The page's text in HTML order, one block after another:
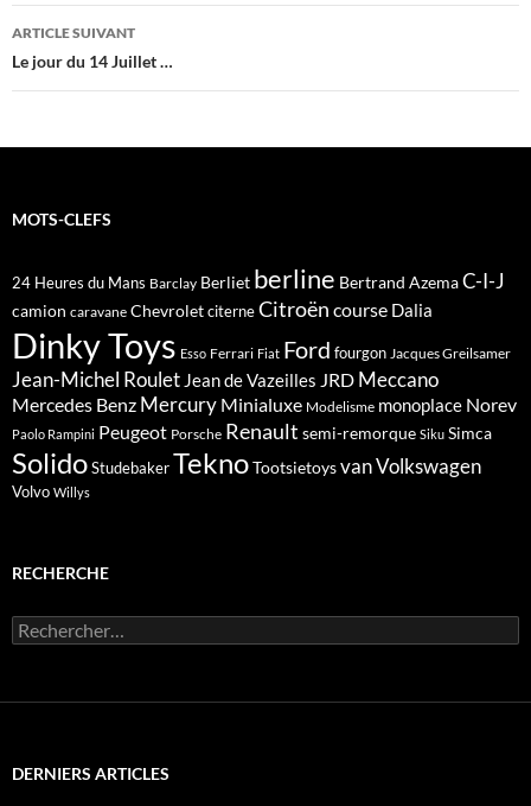
articles
ARTICLE SUIVANT
Le jour du 14 Juillet …
MOTS-CLEFS
24 Heures du Mans Barclay Berliet berline Bertrand AzemaC-I-J
camion caravane ChevroletciterneCitroën course Dalia
Dinky Toys Esso Ferrari Fiat Ford fourgon Jacques Greilsamer
Jean-Michel Roulet Jean de Vazeilles JRD Meccano
Mercedes Benz Mercury Minialuxe Modelisme monoplace Norev
Paolo Rampini Peugeot Porsche Renault semi-remorque Siku Simca
SolidoStudebakerTeknoTootsietoysvanVolkswagen
Volvo Willys
RECHERCHE
Rechercher :
DERNIERS ARTICLES